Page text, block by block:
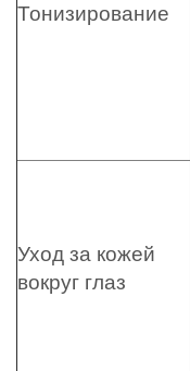
Тонизирование
Уход за кожей
вокруг глаз